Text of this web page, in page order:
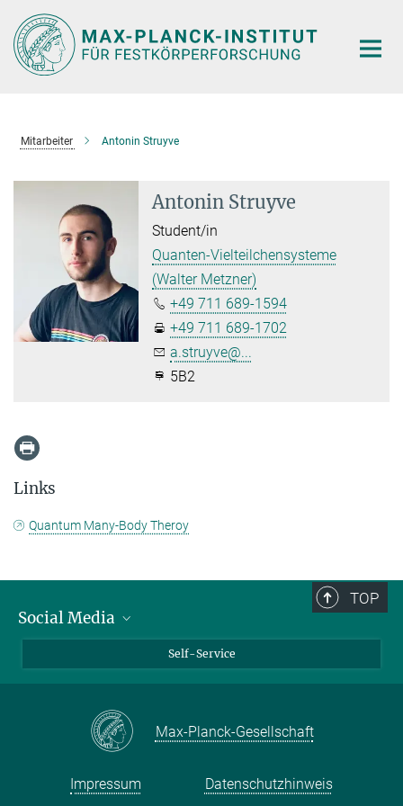
Hauptinhalt
Mitarbeiter Antonin Struyve
Antonin Struyve
Student/in
Quanten-Vielteilchensysteme
(Walter Metzner)
+49 711 689-1594
+49 711 689-1702
a.struyve@...
5B2
Links
Quantum Many-Body Theroy
TOP
Social Media
Facebook
Self-Service
Max-Planck-Gesellschaft
Impressum Datenschutzhinweis